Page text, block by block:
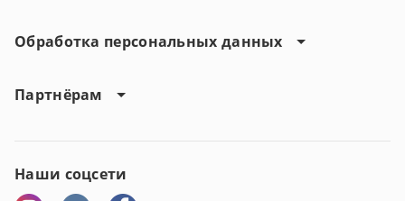
Обработка персональных данных
Партнёрам
Наши соцсети